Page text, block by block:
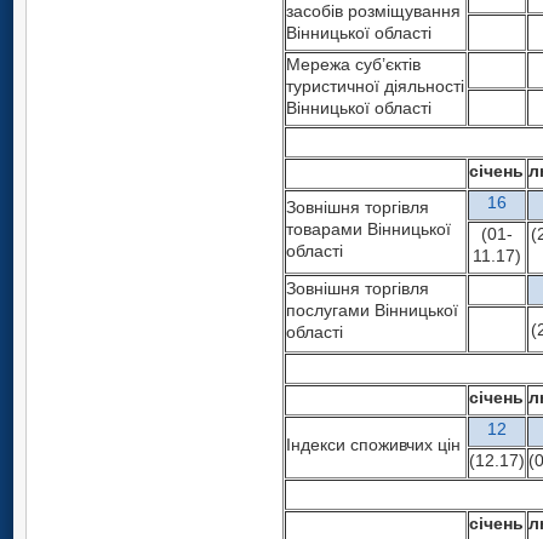
засобів розміщування
Вінницької області
Мережа суб’єктів
туристичної діяльності
Вінницької області
січень
Зовнішня торгівля
товарами Вінницької
області
16
(01-
11.17)
Зовнішня торгівля
послугами Вінницької
області
січень
Індекси споживчих цін
12
(12.17)
січень